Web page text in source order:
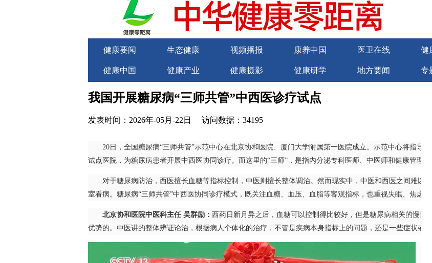
健康要闻 生态健康 视频播报 康养中国 医卫在线 健
健康中国 健康产业 健康摄影 健康研学 地方要闻 专
关于我们 商务合作 商务合作 诚聘英才
我国开展糖尿病“三师共管”中西医诊疗试点
发表时间：2026年-05月-22日 访问数据：34195
20日，全国糖尿病“三师共管”示范中心在北京协和医院、厦门大学附属第一医院成立。示范中心将指导全
试点医院，为糖尿病患者开展中西医协同诊疗。而这里的“三师”，是指内分泌专科医师、中医师和健康管理师
对于糖尿病防治，西医擅长血糖等指标控制，中医则擅长整体调治。然而现实中，中医和西医之间难以做
室看病。糖尿病“三师共管”中西医协同诊疗模式，既关注血糖、血压、血脂等客观指标，也重视失眠、焦虑
北京协和医院中医科主任 吴群励： 西药日新月异之后，血糖可以控制得比较好，但是糖尿病相关的慢性
优势的。中医讲的整体辨证论治，根据病人个体化的治疗，不管是疾病本身指标上的问题，还是一些症状或